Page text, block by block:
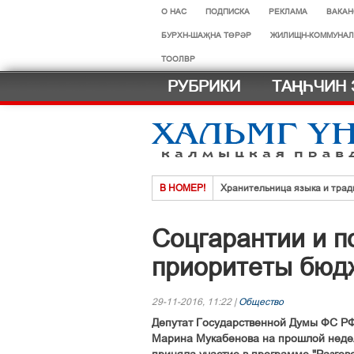
О НАС ПОДПИСКА РЕКЛАМА
БУРХН-ШАҖНА ТӨРӘР ЖИЛИЩН-
ТООЛВР
РУБРИКИ ТАҢҺЧИН
В НОМЕР! Хранительница языка и
Көдәрҗәдг һазрт олзлх
Хальмг эмчнрин ач-тусинь
Селәдт ирх сойлын земск
МАСТЕР-КЛАСС ДЛЯ
Соцгарантии и
приоритеты
29-11-2016, 11:22 | Общество
Депутат Государственной Думы ФС
Марина Мукабенова на прошлой